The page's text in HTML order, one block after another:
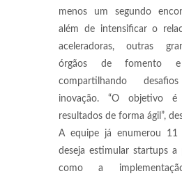
menos um segundo
além de intensificar o
aceleradoras, outras
órgãos de fomento e
compartilhando
inovação. “O objetivo
resultados de forma ágil”,
A equipe já enumerou
deseja estimular startups a
como a